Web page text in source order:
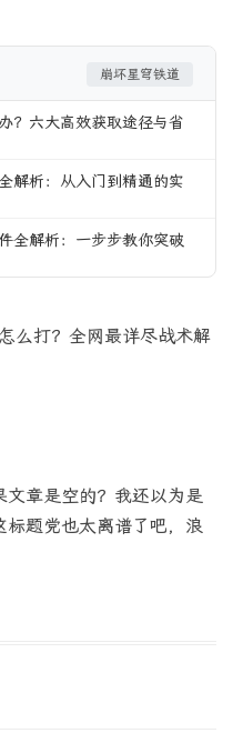
崩坏星穹铁道
？六大高效获取途径与省
解析：从入门到精通的实
全解析：一步步教你突破
么打？全网最详尽战术解
文章是空的？我还以为是
题党也太离谱了吧，浪